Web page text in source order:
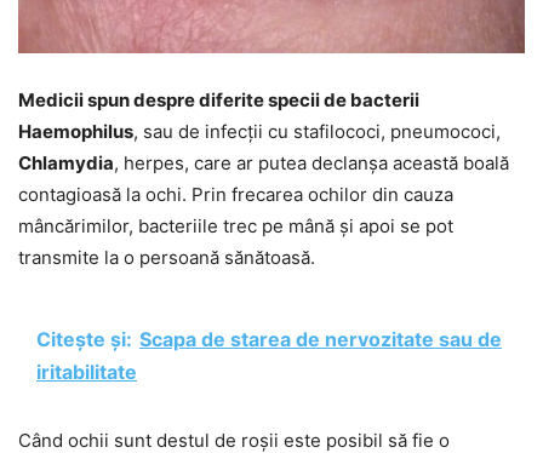
Medicii spun despre diferite specii de bacterii
Haemophilus, sau de infecții cu stafilococi, pneumococi,
Chlamydia, herpes, care ar putea declanșa această boală
contagioasă la ochi. Prin frecarea ochilor din cauza
mâncărimilor, bacteriile trec pe mână și apoi se pot
transmite la o persoană sănătoasă.
Citește și: Scapa de starea de nervozitate sau de
iritabilitate
Când ochii sunt destul de roșii este posibil să fie o